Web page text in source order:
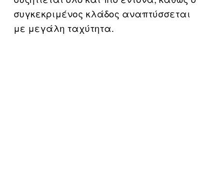
συγκεκριμένος κλάδος αναπτύσσεται
με μεγάλη ταχύτητα.